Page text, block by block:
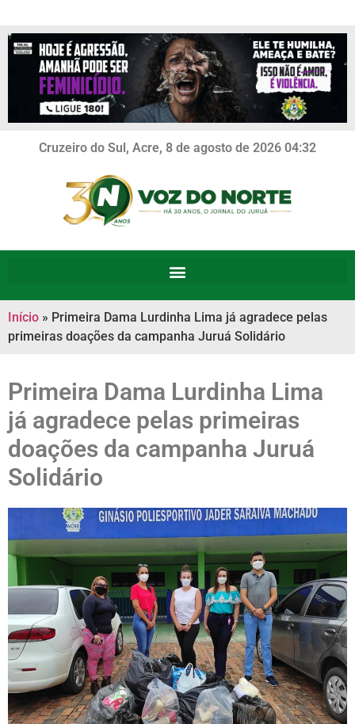
Cruzeiro do Sul, Acre, 8 de agosto de 2026 04:32
Início » Primeira Dama Lurdinha Lima já agradece pelas
primeiras doações da campanha Juruá Solidário
Primeira Dama Lurdinha Lima
já agradece pelas primeiras
doações da campanha Juruá
Solidário